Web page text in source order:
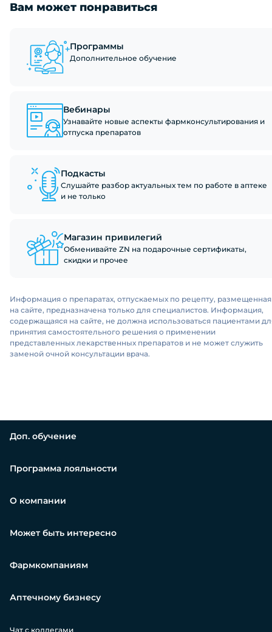
Вам может понравиться
Программы
Дополнительное обучение
Вебинары
Узнавайте новые аспекты фармконсультирования и
отпуска препаратов
Подкасты
Слушайте разбор актуальных тем по работе в аптеке
и не только
Магазин привилегий
Обменивайте ZN на подарочные сертификаты,
скидки и прочее
Информация о препаратах, отпускаемых по рецепту, размещенная
на сайте, предназначена только для специалистов. Информация,
содержащаяся на сайте, не должна использоваться пациентами
принятия самостоятельного решения о применении
представленных лекарственных препаратов и не может служить
заменой очной консультации врача.
Доп. обучение
Программа лояльности
О компании
Может быть интересно
Фармкомпаниям
Аптечному бизнесу
Чат с коллегами